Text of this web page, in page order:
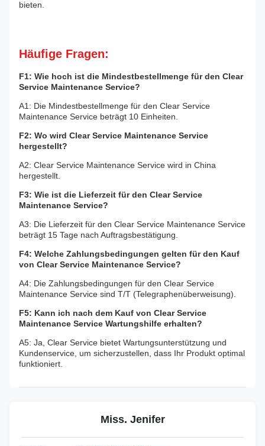
bieten.
Häufige Fragen:
F1: Wie hoch ist die Mindestbestellmenge für den Clear
Service Maintenance Service?
A1: Die Mindestbestellmenge für den Clear Service
Maintenance Service beträgt 10 Einheiten.
F2: Wo wird Clear Service Maintenance Service
hergestellt?
A2: Clear Service Maintenance Service wird in China
hergestellt.
F3: Wie ist die Lieferzeit für den Clear Service
Maintenance Service?
A3: Die Lieferzeit für den Clear Service Maintenance Service
beträgt 15 Tage nach Auftragsbestätigung.
F4: Welche Zahlungsbedingungen gelten für den Kauf
von Clear Service Maintenance Service?
A4: Die Zahlungsbedingungen für den Clear Service
Maintenance Service sind T/T (Telegraphenüberweisung).
F5: Kann ich nach dem Kauf von Clear Service
Maintenance Service Wartungshilfe erhalten?
A5: Ja, Clear Service bietet Wartungsunterstützung und
Kundenservice, um sicherzustellen, dass Ihr Produkt optimal
funktioniert.
Miss. Jenifer